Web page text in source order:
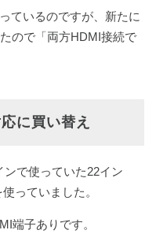
ているのですが、新たに
ので「両方HDMI接続で
に買い替え
で使っていた22イン
っていました。
端子ありです。